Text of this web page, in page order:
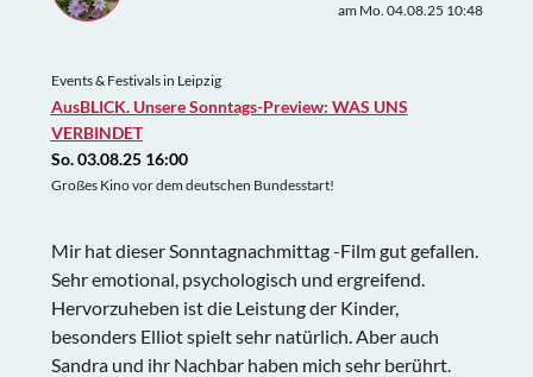
am Mo. 04.08.25 10:48
Events & Festivals in Leipzig
AusBLICK. Unsere Sonntags-Preview: WAS UNS
VERBINDET
So. 03.08.25 16:00
Großes Kino vor dem deutschen Bundesstart!
Mir hat dieser Sonntagnachmittag -Film gut gefallen.
Sehr emotional, psychologisch und ergreifend.
Hervorzuheben ist die Leistung der Kinder,
besonders Elliot spielt sehr natürlich. Aber auch
Sandra und ihr Nachbar haben mich sehr berührt.